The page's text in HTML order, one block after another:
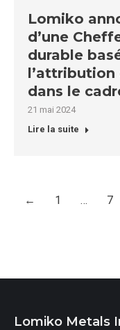
Lomiko
d’une
durable
l’attribution
dans le
21 mai 2024
Lire la suite
← 1 … 7
Lomiko Metals